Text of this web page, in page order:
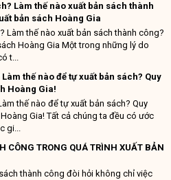
Làm thế nào xuất bản sách thành
bản sách Hoàng Gia
Làm thế nào xuất bản sách thành công?
Hoàng Gia Một trong những lý do
t...
thế nào để tự xuất bản sách? Quy
Hoàng Gia!
thế nào để tự xuất bản sách? Quy
Gia! Tất cả chúng ta đều có ước
gi...
CÔNG TRONG QUÁ TRÌNH XUẤT BẢN
thành công đòi hỏi không chỉ việc